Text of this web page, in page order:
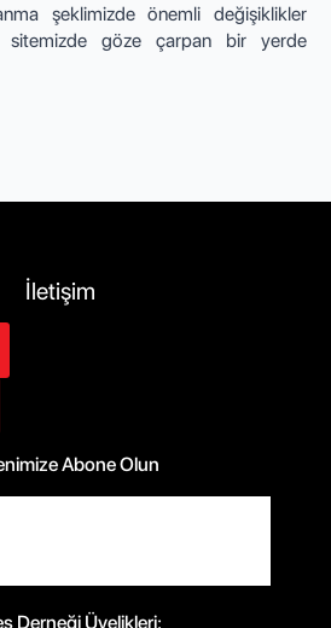
şeklimizde önemli değişiklikler
sitemizde göze çarpan bir yerde
İletişim
Abone Olun
Derneği Üyelikleri: